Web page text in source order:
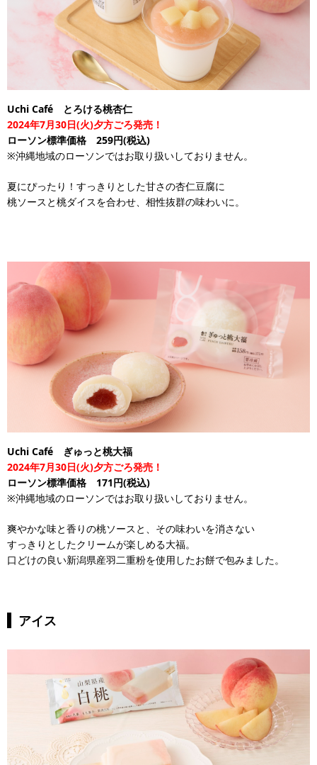
Uchi Café とろける桃杏仁
2024年7月30日(火)夕方ごろ発売！
ローソン標準価格 259円(税込)
※沖縄地域のローソンではお取り扱いしておりません。
夏にぴったり！すっきりとした甘さの杏仁豆腐に
桃ソースと桃ダイスを合わせ、相性抜群の味わいに。
Uchi Café ぎゅっと桃大福
2024年7月30日(火)夕方ごろ発売！
ローソン標準価格 171円(税込)
※沖縄地域のローソンではお取り扱いしておりません。
爽やかな味と香りの桃ソースと、その味わいを消さない
すっきりとしたクリームが楽しめる大福。
口どけの良い新潟県産羽二重粉を使用したお餅で包みました。
アイス